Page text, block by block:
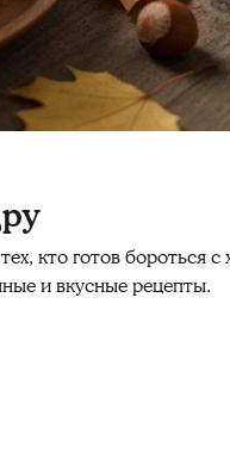
кто готов бороться с
и вкусные рецепты.